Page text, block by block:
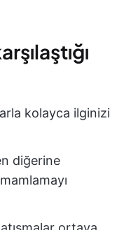
kolayca ilginizi
diğerine